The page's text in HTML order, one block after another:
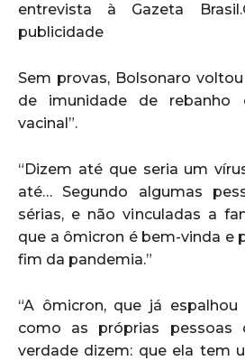
entrevista à Gazeta
publicidade
Sem provas, Bolsonaro
de imunidade de rebanho
vacinal”.
“Dizem até que seria um
até… Segundo algumas
sérias, e não vinculadas a
que a ômicron é bem-vinda e
fim da pandemia.”
“A ômicron, que já
como as próprias pessoas
verdade dizem: que ela tem